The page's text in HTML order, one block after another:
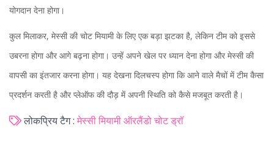
योगदान देना होगा।
कुल मिलाकर, मेस्सी की चोट मियामी के लिए एक बड़ा झटका है, लेकिन टीम को इससे
उबरना होगा और आगे बढ़ना होगा। उन्हें अपने खेल पर ध्यान देना होगा और मेस्सी की
वापसी का इंतजार करना होगा। यह देखना दिलचस्प होगा कि आने वाले मैचों में टीम कैसा
प्रदर्शन करती है और प्लेऑफ की दौड़ में अपनी स्थिति को कैसे मजबूत करती है।
लोकप्रिय टैग : मेस्सी मियामी ऑरलैंडो चोट ड्रॉ